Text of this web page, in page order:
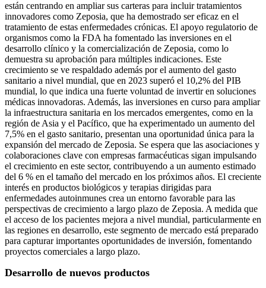
están centrando en ampliar sus carteras para incluir tratamientos
innovadores como Zeposia, que ha demostrado ser eficaz en el
tratamiento de estas enfermedades crónicas. El apoyo regulatorio de
organismos como la FDA ha fomentado las inversiones en el
desarrollo clínico y la comercialización de Zeposia, como lo
demuestra su aprobación para múltiples indicaciones. Este
crecimiento se ve respaldado además por el aumento del gasto
sanitario a nivel mundial, que en 2023 superó el 10,2% del PIB
mundial, lo que indica una fuerte voluntad de invertir en soluciones
médicas innovadoras. Además, las inversiones en curso para ampliar
la infraestructura sanitaria en los mercados emergentes, como en la
región de Asia y el Pacífico, que ha experimentado un aumento del
7,5% en el gasto sanitario, presentan una oportunidad única para la
expansión del mercado de Zeposia. Se espera que las asociaciones y
colaboraciones clave con empresas farmacéuticas sigan impulsando
el crecimiento en este sector, contribuyendo a un aumento estimado
del 6 % en el tamaño del mercado en los próximos años. El creciente
interés en productos biológicos y terapias dirigidas para
enfermedades autoinmunes crea un entorno favorable para las
perspectivas de crecimiento a largo plazo de Zeposia. A medida que
el acceso de los pacientes mejora a nivel mundial, particularmente en
las regiones en desarrollo, este segmento de mercado está preparado
para capturar importantes oportunidades de inversión, fomentando
proyectos comerciales a largo plazo.
Desarrollo de nuevos productos